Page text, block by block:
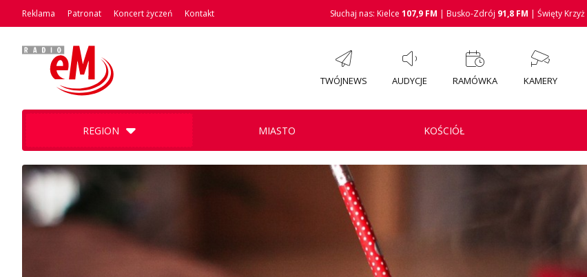
Reklama Patronat Koncert życzeń Kontakt Słuchaj nas: Kielce 107,9 FM | Busko-Zdrój 91,8 FM | Święty Krzyż
TWÓJNEWS AUDYCJE RAMÓWKA KAMERY
REGION MIASTO KOŚCIÓŁ